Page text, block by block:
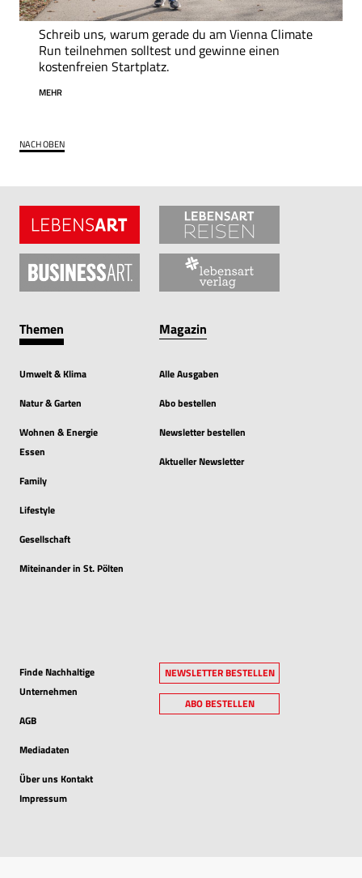
Schreib uns, warum gerade du am Vienna Climate
Run teilnehmen solltest und gewinne einen
kostenfreien Startplatz.
MEHR
NACH OBEN
Themen
Umwelt & Klima
Natur & Garten
Wohnen & Energie
Essen
Family
Lifestyle
Gesellschaft
Miteinander in St. Pölten
Magazin
Alle Ausgaben
Abo bestellen
Newsletter bestellen
Aktueller Newsletter
Finde Nachhaltige
Unternehmen
AGB
Mediadaten
Über uns Kontakt
Impressum
NEWSLETTER BESTELLEN
ABO BESTELLEN